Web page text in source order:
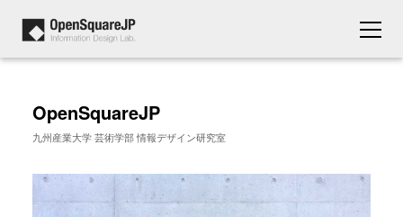
OpenSquareJP
九州産業大学 芸術学部 情報デザイン研究室